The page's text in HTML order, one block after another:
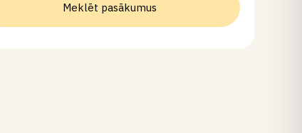
Meklēt pasākumus